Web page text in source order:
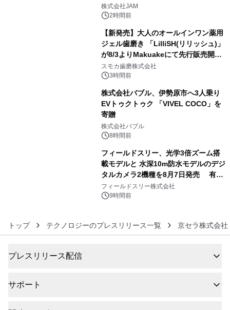
GR 4車種の FUNBOO(ミニカー)付き
メニューが展開されます
株式会社JAM
2時間前
【新発売】大人のオールインワン薬用
ジェル歯磨き 「LilliSH(リリッシュ)」
が8/3よりMakuakeにて先行販売開
始！
スモカ歯磨株式会社
3時間前
株式会社バブル、伊勢原市へ3人乗り
EVトゥクトゥク 「VIVEL COCO」を
寄贈
株式会社バブル
8時間前
フィールドスリー、光学3倍ズーム搭
載モデルと 水深10m防水モデルのデジ
タルカメラ2機種を8月7日発売 有効
約1300万画素、用途別に選べるコンデ
ジ新登場
フィールドスリー株式会社
9時間前
トップ テクノロジーのプレスリリース一覧 京セラ株式会社
プレスリリース配信
サポート